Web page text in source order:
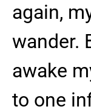
again,
wander.
awake
to one